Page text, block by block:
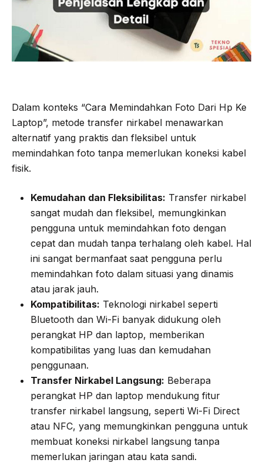
Dalam konteks “Cara Memindahkan Foto Dari Hp Ke
Laptop”, metode transfer nirkabel menawarkan
alternatif yang praktis dan fleksibel untuk
memindahkan foto tanpa memerlukan koneksi kabel
fisik.
Kemudahan dan Fleksibilitas: Transfer nirkabel
sangat mudah dan fleksibel, memungkinkan
pengguna untuk memindahkan foto dengan
cepat dan mudah tanpa terhalang oleh kabel. Hal
ini sangat bermanfaat saat pengguna perlu
memindahkan foto dalam situasi yang dinamis
atau jarak jauh.
Kompatibilitas: Teknologi nirkabel seperti
Bluetooth dan Wi-Fi banyak didukung oleh
perangkat HP dan laptop, memberikan
kompatibilitas yang luas dan kemudahan
penggunaan.
Transfer Nirkabel Langsung: Beberapa
perangkat HP dan laptop mendukung fitur
transfer nirkabel langsung, seperti Wi-Fi Direct
atau NFC, yang memungkinkan pengguna untuk
membuat koneksi nirkabel langsung tanpa
memerlukan jaringan atau kata sandi.